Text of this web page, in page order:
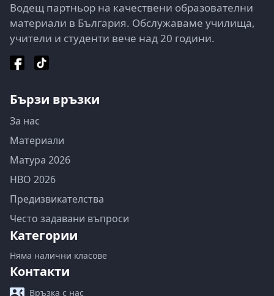
Водещ партньор на качествени образователни
материали в България. Обслужаваме училища,
учители и студенти вече над 20 години.
Бързи връзки
За нас
Материали
Матура 2026
НВО 2026
Предизвикателства
Често задавани въпроси
Категории
Няма налични класове
Контакти
Връзка с нас